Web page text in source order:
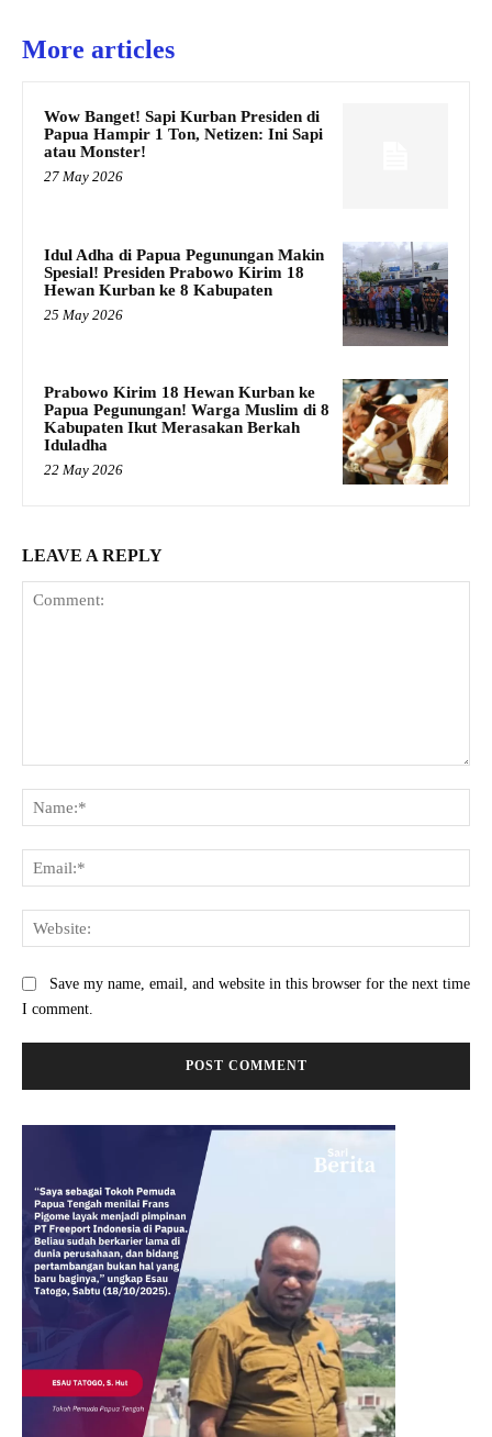
More articles
Wow Banget! Sapi Kurban Presiden di
Papua Hampir 1 Ton, Netizen: Ini Sapi
atau Monster!
27 May 2026
Idul Adha di Papua Pegunungan Makin
Spesial! Presiden Prabowo Kirim 18
Hewan Kurban ke 8 Kabupaten
25 May 2026
Prabowo Kirim 18 Hewan Kurban ke
Papua Pegunungan! Warga Muslim di 8
Kabupaten Ikut Merasakan Berkah
Iduladha
22 May 2026
LEAVE A REPLY
Save my name, email, and website in this browser for the next time
I comment.